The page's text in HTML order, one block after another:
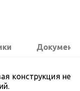
конструкция не